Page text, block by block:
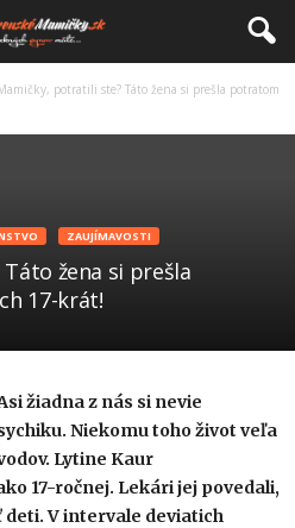
potratili ste? Táto žena si prešla potratom
ZAUJÍMAVOSTI
žena si prešla
17-krát!
žiadna z nás si nevie
Niekomu toho život veľa
Lytine Kaur
17-ročnej. Lekári jej povedali,
V intervale deviatich